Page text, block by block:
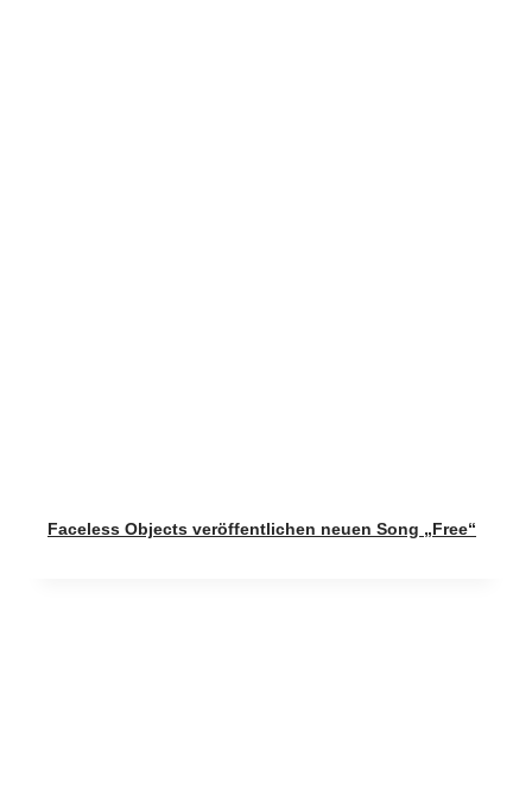
Faceless Objects veröffentlichen neuen Song „Free“